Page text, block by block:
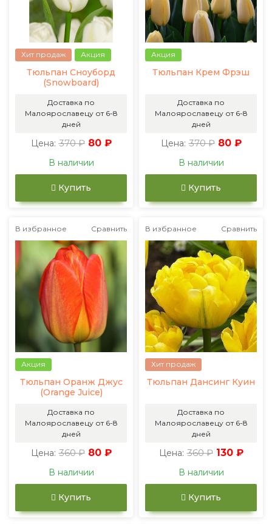
Хит продаж Акция
Тюльпан Сноуборд
(Snowboard)
Доставка по
Малоярославецу от 6-8
дней
Цена: 370 ₽ 80 ₽
В наличии
Купить
Акция
Тюльпан Крем Фрэш
Доставка по
Малоярославецу от 6-8
дней
Цена: 370 ₽ 80 ₽
В наличии
Купить
В избранное Сравнить
Акция
Тюльпан Оранж Джус
(Orange Juice)
Доставка по
Малоярославецу от 6-8
дней
Цена: 360 ₽ 80 ₽
В наличии
Купить
В избранное Сравнить
Хит продаж
Тюльпан Дансинг Куин
Доставка по
Малоярославецу от 6-8
дней
Цена: 360 ₽ 130 ₽
В наличии
Купить